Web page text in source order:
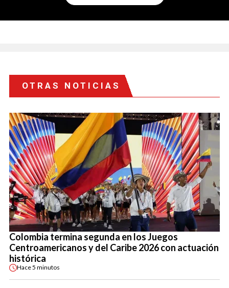
OTRAS NOTICIAS
Colombia termina segunda en los Juegos
Centroamericanos y del Caribe 2026 con actuación
histórica
Hace5 minutos